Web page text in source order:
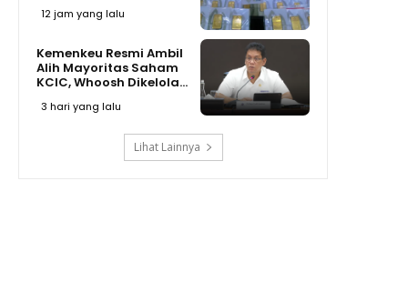
12 jam yang lalu
Kemenkeu Resmi Ambil
Alih Mayoritas Saham
KCIC, Whoosh Dikelola...
3 hari yang lalu
Lihat Lainnya